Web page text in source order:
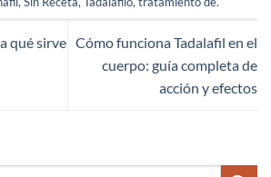
qué sirve Cómo funciona Tadalafil en el
cuerpo: guía completa de
acción y efectos